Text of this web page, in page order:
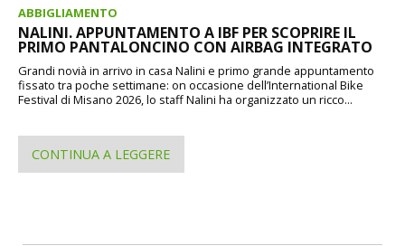
ABBIGLIAMENTO
NALINI. APPUNTAMENTO A IBF PER SCOPRIRE IL
PRIMO PANTALONCINO CON AIRBAG INTEGRATO
Grandi novià in arrivo in casa Nalini e primo grande appuntamento
fissato tra poche settimane: on occasione dell’International Bike
Festival di Misano 2026, lo staff Nalini ha organizzato un ricco...
CONTINUA A LEGGERE